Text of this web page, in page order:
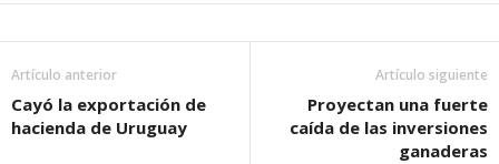
Artículo anterior
Cayó la exportación de
hacienda de Uruguay
Artículo siguiente
Proyectan una fuerte
caída de las inversiones
ganaderas